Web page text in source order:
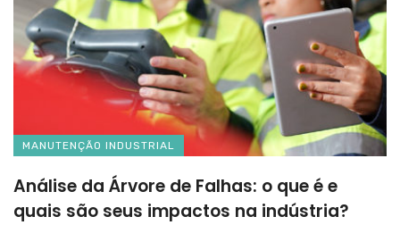
MANUTENÇÃO INDUSTRIAL
Análise da Árvore de Falhas: o que é e
quais são seus impactos na indústria?